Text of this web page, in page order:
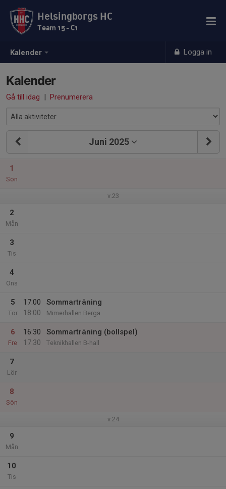
Kalender Logga in
Helsingborgs HC
Team 15 - C1
Kalender
Gå till idag | Prenumerera
Juni 2025
1
Sön
v.23
2
Mån
3
Tis
4
Ons
5
Tor
17:00
18:00
Sommarträning
Mimerhallen Berga
6
Fre
16:30
17:30
Sommarträning (bollspel)
Teknikhallen B-hall
7
Lör
8
Sön
v.24
9
Mån
10
Tis